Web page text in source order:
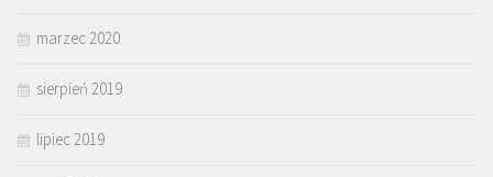
marzec 2020
sierpień 2019
lipiec 2019